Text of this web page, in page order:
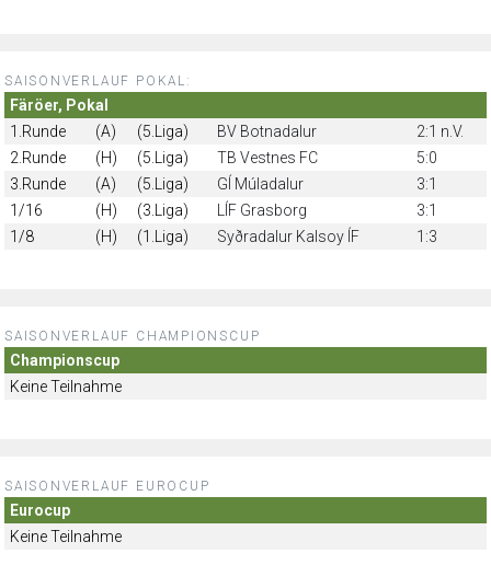
SAISONVERLAUF POKAL:
Färöer, Pokal
1.Runde
(A) (5.Liga) BV Botnadalur
2:1 n.V.
2.Runde
(H) (5.Liga) TB Vestnes FC
5:0
3.Runde
(A) (5.Liga) GÍ Múladalur
3:1
1/16
(H) (3.Liga) LÍF Grasborg
3:1
1/8
(H) (1.Liga) Syðradalur Kalsoy ÍF 1:3
SAISONVERLAUF CHAMPIONSCUP
Championscup
Keine Teilnahme
SAISONVERLAUF EUROCUP
Eurocup
Keine Teilnahme